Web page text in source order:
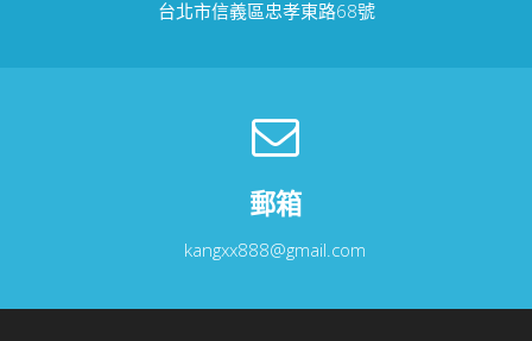
台北市信義區忠孝東路68號
郵箱
kangxx888@gmail.com